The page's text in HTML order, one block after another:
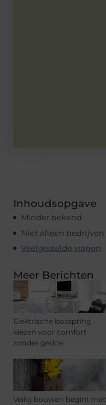
Inhoudsopgave
Minder bekend
Niet alleen bedrijven
Veelgestelde vragen
Meer Berichten
Elektrische boxspring
kiezen voor comfort
zonder gedoe
Veilig bouwen begint met